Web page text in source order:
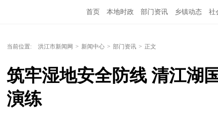
首页 本地时政 部门资讯 乡镇动态 社
当前位置: 洪江市新闻网 > 新闻中心 > 部门资讯 > 正文
筑牢湿地安全防线 清江湖
演练